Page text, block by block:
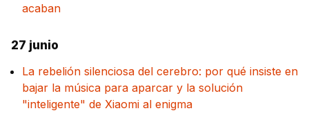
acaban
27 junio
La rebelión silenciosa del cerebro: por qué insiste en
bajar la música para aparcar y la solución
"inteligente" de Xiaomi al enigma